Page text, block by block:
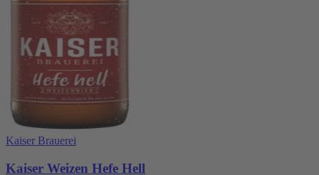
Kaiser Brauerei
Kaiser Weizen Hefe Hell